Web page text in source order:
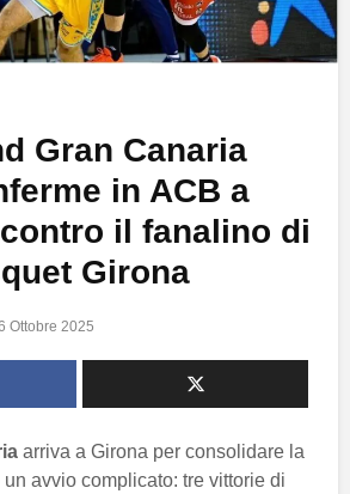
Gran Canaria
in ACB a
il fanalino di
Girona
Ottobre 2025
arriva a Girona per consolidare la
avvio complicato: tre vittorie di